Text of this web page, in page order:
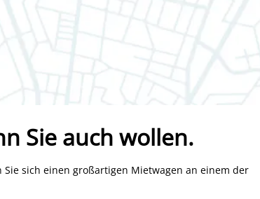
Sie auch wollen.
sich einen großartigen Mietwagen an einem der